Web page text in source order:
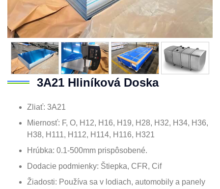
3A21 Hliníková Doska
Zliať: 3A21
Miernosť: F, O, H12, H16, H19, H28, H32, H34, H36,
H38, H111, H112, H114, H116, H321
Hrúbka: 0.1-500mm prispôsobené.
Dodacie podmienky: Štiepka, CFR, Cif
Žiadosti: Používa sa v lodiach, automobily a panely